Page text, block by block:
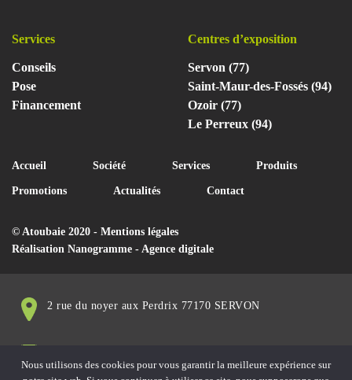
Services
Conseils
Pose
Financement
Centres d’exposition
Servon (77)
Saint-Maur-des-Fossés (94)
Ozoir (77)
Le Perreux (94)
Accueil Société Services Produits
Promotions Actualités Contact
© Atoubaie 2020 - Mentions légales
Réalisation Nanogramme - Agence digitale
2 rue du noyer aux Perdrix 77170 SERVON
Nous utilisons des cookies pour vous garantir la meilleure expérience sur